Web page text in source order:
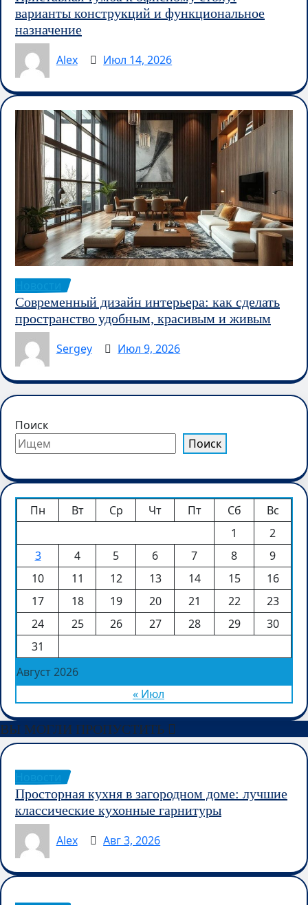
варианты конструкций и функциональное
назначение
Alex
Июл 14, 2026
Современный дизайн интерьера: как сделать
пространство удобным, красивым и живым
Sergey
Июл 9, 2026
Поиск
Поиск
Август 2026
Пн Вт Ср Чт Пт Сб
Вс
1
2
3
4 5 6 7 8
9
10
11 12 13 14 15
16
17
18 19 20 21 22
23
24
25 26 27 28 29
30
31
« Июл
ВЫ МОГЛИ ПРОПУСТИТЬ
Просторная кухня в загородном доме: лучшие
классические кухонные гарнитуры
Alex
Авг 3, 2026